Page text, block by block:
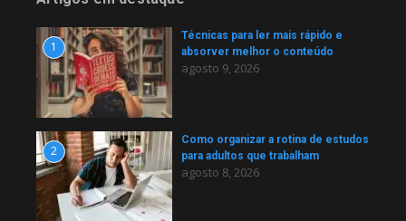
1
Técnicas para ler mais rápido e
absorver melhor o conteúdo
agosto 9, 2026
2
Como organizar a rotina de estudos
para adultos que trabalham
agosto 8, 2026